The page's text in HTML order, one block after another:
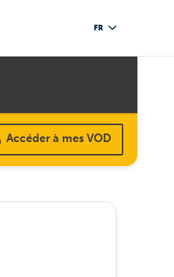
FR
Accéder à mes VOD